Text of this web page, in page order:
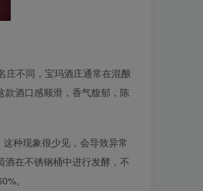
庄不同，宝玛酒庄通常在混酿
酒口感顺滑，香气馥郁，陈
种现象很少见，会导致异常
在不锈钢桶中进行发酵，不
。